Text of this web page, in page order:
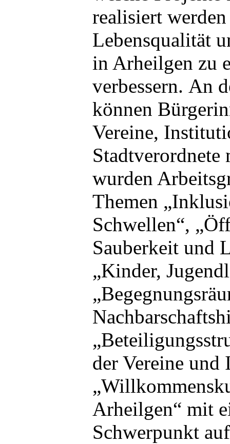
realisiert
Lebensqualität
in Arheilgen zu
verbessern. An
können
Vereine,
wurden
Themen
Schwellen“,
Sauberkeit und
„Kinder,
der Vereine
Arheilgen“ mit
Schwerpunkt